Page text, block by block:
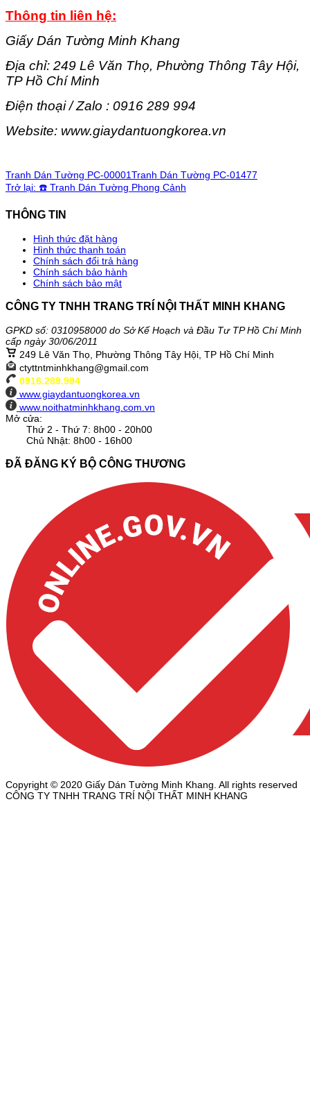
Thông tin liên hệ:
Giấy Dán Tường Minh Khang
Địa chỉ: 249 Lê Văn Thọ, Phường Thông Tây Hội,
TP Hồ Chí Minh
Điện thoại / Zalo : 0916 289 994
Website: www.giaydantuongkorea.vn
Tranh Dán Tường PC-00001Tranh Dán Tường PC-01477
Trở lại: ☎️ Tranh Dán Tường Phong Cảnh
THÔNG TIN
Hình thức đặt hàng
Hình thức thanh toán
Chính sách đổi trả hàng
Chính sách bảo hành
Chính sách bảo mật
CÔNG TY TNHH TRANG TRÍ NỘI THẤT MINH KHANG
GPKD số: 0310958000 do Sở Kế Hoạch và Đầu Tư TP Hồ Chí Minh
cấp ngày 30/06/2011
249 Lê Văn Thọ, Phường Thông Tây Hội, TP Hồ Chí Minh
ctyttntminhkhang@gmail.com
0916.289.994
www.giaydantuongkorea.vn
www.noithatminhkhang.com.vn
Mở cửa:
Thứ 2 - Thứ 7: 8h00 - 20h00
Chủ Nhật: 8h00 - 16h00
ĐÃ ĐĂNG KÝ BỘ CÔNG THƯƠNG
Copyright © 2020 Giấy Dán Tường Minh Khang. All rights reserved
CÔNG TY TNHH TRANG TRÍ NỘI THẤT MINH KHANG